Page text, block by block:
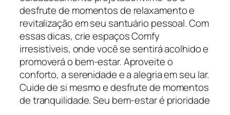
desfrute de momentos de relaxamento e
revitalização em seu santuário pessoal. Com
essas dicas, crie espaços Comfy
irresistíveis, onde você se sentirá acolhido e
promoverá o bem-estar. Aproveite o
conforto, a serenidade e a alegria em seu lar.
Cuide de si mesmo e desfrute de momentos
de tranquilidade. Seu bem-estar é prioridade